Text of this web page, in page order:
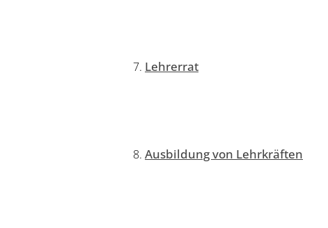
Lehrerrat
Ausbildung von Lehrkräften